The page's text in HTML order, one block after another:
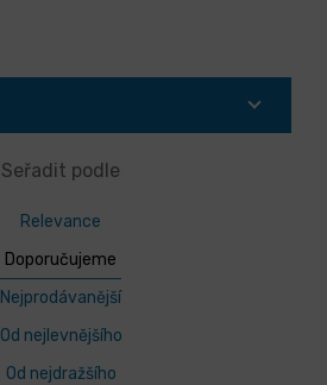
Seřadit podle
Relevance
Doporučujeme
Nejprodávanější
Od nejlevnějšího
Od nejdražšího